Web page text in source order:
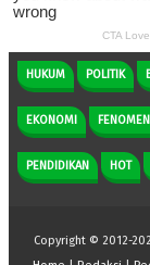
HUKUM POLITIK
EKONOMI
PENDIDIKAN HOT
Copyright © 2012-